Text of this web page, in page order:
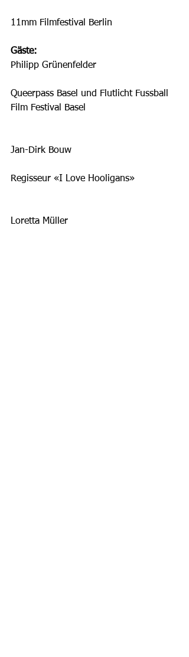
11mm Filmfestival Berlin
Gäste:
Philipp Grünenfelder
Queerpass Basel und Flutlicht Fussball
Film Festival Basel
Jan-Dirk Bouw
Regisseur «I Love Hooligans»
Loretta Müller